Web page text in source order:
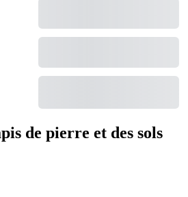
de pierre et des sols